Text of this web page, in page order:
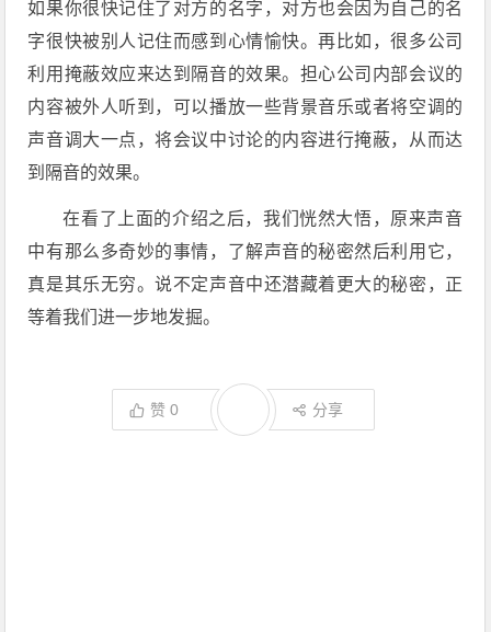
如果你很快记住了对方的名字，对方也会因为自己的名
字很快被别人记住而感到心情愉快。再比如，很多公司
利用掩蔽效应来达到隔音的效果。担心公司内部会议的
内容被外人听到，可以播放一些背景音乐或者将空调的
声音调大一点，将会议中讨论的内容进行掩蔽，从而达
到隔音的效果。
在看了上面的介绍之后，我们恍然大悟，原来声音
中有那么多奇妙的事情，了解声音的秘密然后利用它，
真是其乐无穷。说不定声音中还潜藏着更大的秘密，正
等着我们进一步地发掘。
赞0 分享